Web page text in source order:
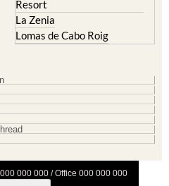
Resort
La Zenia
Lomas de Cabo Roig
000 000 / Office 000 000 000